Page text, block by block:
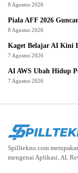
8 Agustus 2026
Piala AFF 2026
8 Agustus 2026
Kaget Belajar AI Kini
7 Agustus 2026
AI AWS Ubah Hidup
7 Agustus 2026
Spilltekno.com
mengenai Aplikasi, AI,